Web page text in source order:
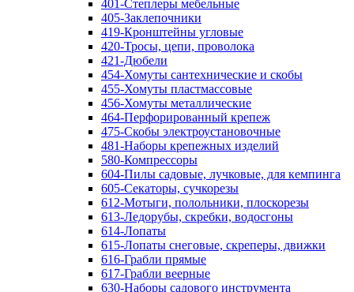
401-Степлеры мебельные
405-Заклепочники
419-Кронштейны угловые
420-Тросы, цепи, проволока
421-Дюбели
454-Хомуты сантехнические и скобы
455-Хомуты пластмассовые
456-Хомуты металлические
464-Перфорированный крепеж
475-Скобы электроустановочные
481-Наборы крепежных изделий
580-Компрессоры
604-Пилы садовые, лучковые, для кемпинга
605-Секаторы, сучкорезы
612-Мотыги, полольники, плоскорезы
613-Ледорубы, скребки, водосгоны
614-Лопаты
615-Лопаты снеговые, скреперы, движки
616-Грабли прямые
617-Грабли веерные
630-Наборы садового инструмента